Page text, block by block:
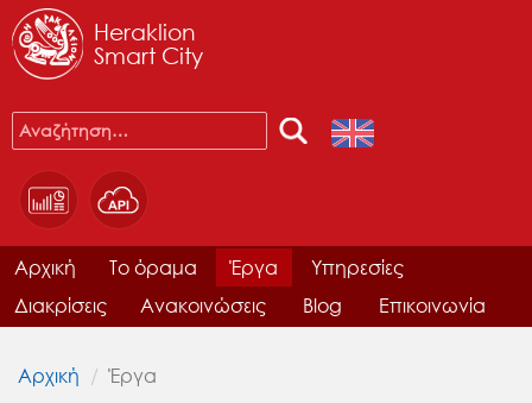
Heraklion
Smart City
Αρχική Το όραμα Έργα
Υπηρεσίες
Διακρίσεις
Ανακοινώσεις Blog Επικοινωνία
Αρχική Έργα